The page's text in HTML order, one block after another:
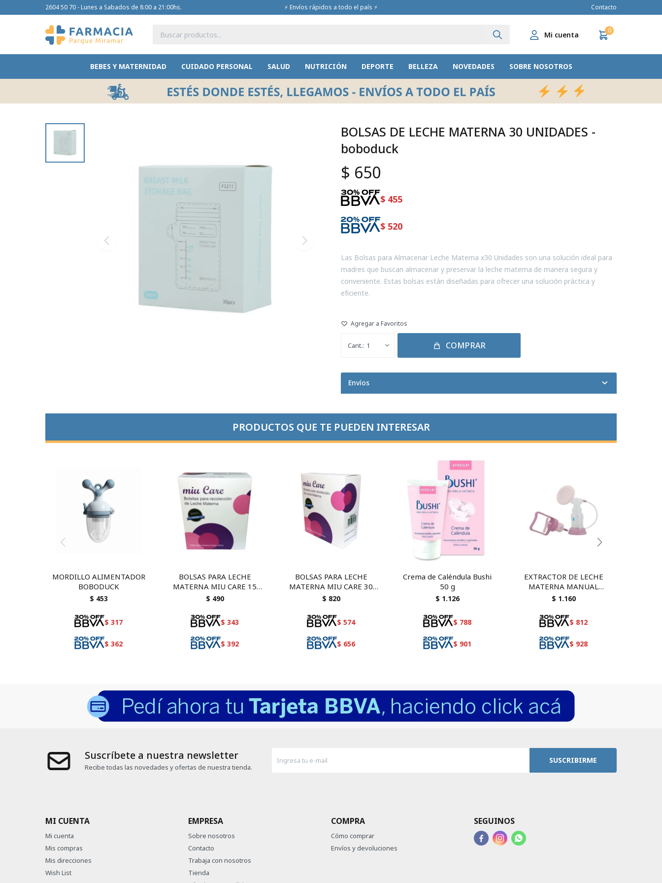
BEBES Y MATERNIDAD CUIDADO PERSONAL SALUD NUTRICIÓN DEPORTE BELLEZA NOVEDADES SOBRE NOSOTROS
0
2604 50 70 - Lunes a Sabados de 8:00 a 21:00hs. ⚡ Envíos rápidos a todo el país ⚡ Contacto
BOLSAS DE LECHE MATERNA 30 UNIDADES -
boboduck
$ 650
$ 455
$ 520
Las Bolsas para Almacenar Leche Materna x30 Unidades son una solución ideal para
madres que buscan almacenar y preservar la leche materna de manera segura y
conveniente. Estas bolsas están diseñadas para ofrecer una solución práctica y
eficiente.
1 COMPRAR
Envíos
PRODUCTOS QUE TE PUEDEN INTERESAR
MORDILLO ALIMENTADOR
BOBODUCK
$ 453
$ 317
$ 362
BOLSAS PARA LECHE
MATERNA MIU CARE 15
UNIDADES
$ 490
$ 343
$ 392
BOLSAS PARA LECHE
MATERNA MIU CARE 30
UNIDADES
$ 820
$ 574
$ 656
Crema de Caléndula Bushi
50 g
$ 1.126
$ 788
$ 901
EXTRACTOR DE LECHE
MATERNA MANUAL
SNOWBEAR
$ 1.160
$ 812
$ 928
Suscríbete a nuestra newsletter
Recibe todas las novedades y ofertas de nuestra tienda.
SUSCRIBIRME
MI CUENTA
Mi cuenta
Mis compras
Mis direcciones
Wish List
EMPRESA
Sobre nosotros
Contacto
Trabaja con nosotros
Tienda
COMPRA
Cómo comprar
Envíos y devoluciones
SEGUINOS
  